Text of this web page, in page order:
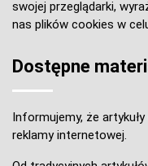
swojej przeglądarki,
nas plików cookies w
Dostępne
Informujemy, że
reklamy internetowej.